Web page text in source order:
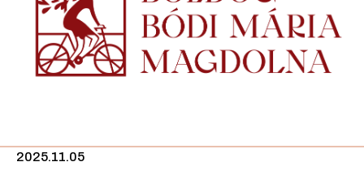
2025.11.05